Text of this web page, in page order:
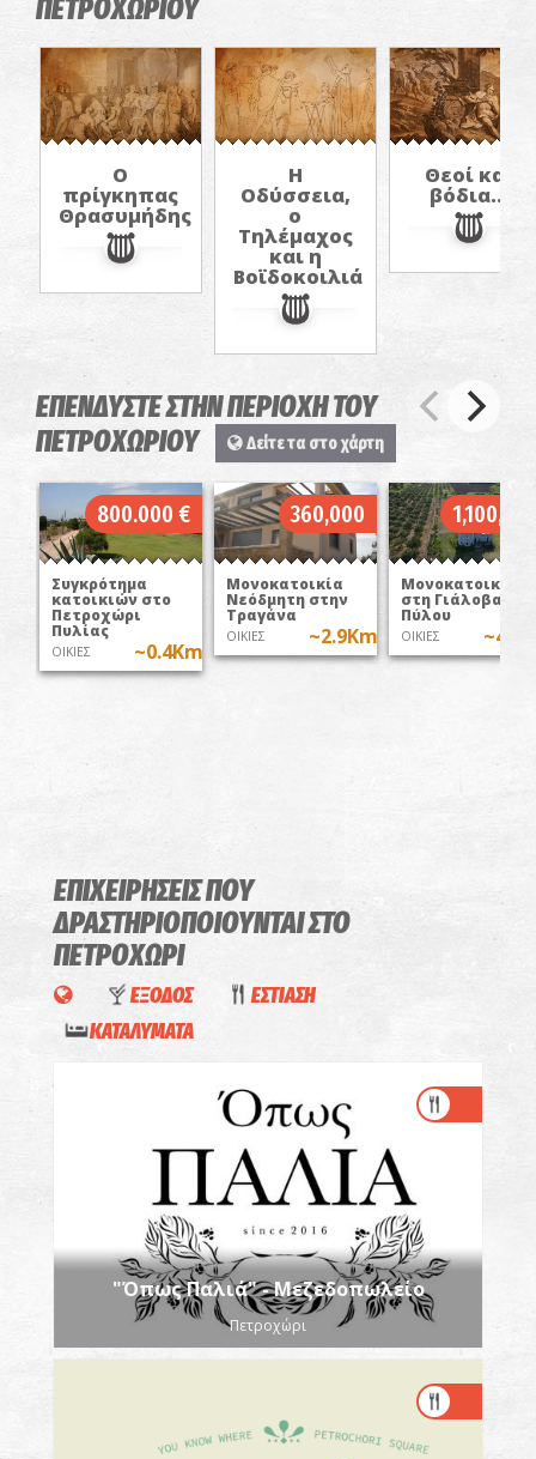
ΠΕΤΡΟΧΩΡΙΟΥ
Ο
πρίγκηπας
Θρασυμήδης
Η
Οδύσσεια,
ο
Τηλέμαχος
και η
Βοϊδοκοιλιά
Θεοί και
βόδια...
ΕΠΕΝΔΥΣΤΕ ΣΤΗΝ ΠΕΡΙΟΧΗ ΤΟΥ
ΠΕΤΡΟΧΩΡΙΟΥ
Δείτε τα στο χάρτη
800.000 €
Συγκρότημα
κατοικιών στο
Πετροχώρι
Πυλίας
ΟΙΚΙΕΣ ~0.4Km
360,000
Μονοκατοικία
Νεόδμητη στην
Τραγάνα
ΟΙΚΙΕΣ ~2.9Km
Μονοκατοικία
στη Γιάλοβα
Πύλου
ΟΙΚΙΕΣ
ΕΠΙΧΕΙΡΗΣΕΙΣ ΠΟΥ
ΔΡΑΣΤΗΡΙΟΠΟΙΟΥΝΤΑΙΣΤΟ
ΠΕΤΡΟΧΩΡΙ
ΕΞΟΔΟΣ
ΕΣΤΙΑΣΗ
ΚΑΤΑΛΥΜΑΤΑ
"Όπως Παλιά" - Μεζεδοπωλείο
Πετροχώρι